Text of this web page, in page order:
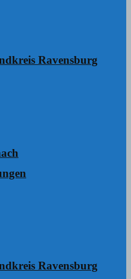
Ravensburg
Ravensburg